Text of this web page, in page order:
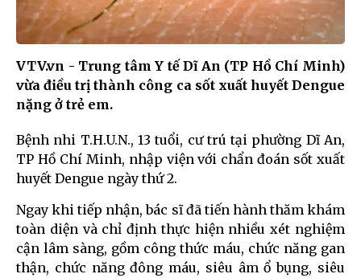
VTV.vn - Trung tâm Y tế Dĩ An (TP Hồ Chí Minh)
vừa điều trị thành công ca sốt xuất huyết Dengue
nặng ở trẻ em.
Bệnh nhi T.H.U.N., 13 tuổi, cư trú tại phường Dĩ An,
TP Hồ Chí Minh, nhập viện với chẩn đoán sốt xuất
huyết Dengue ngày thứ 2.
Ngay khi tiếp nhận, bác sĩ đã tiến hành thăm khám
toàn diện và chỉ định thực hiện nhiều xét nghiệm
cận lâm sàng, gồm công thức máu, chức năng gan
thận, chức năng đông máu, siêu âm ổ bụng, siêu